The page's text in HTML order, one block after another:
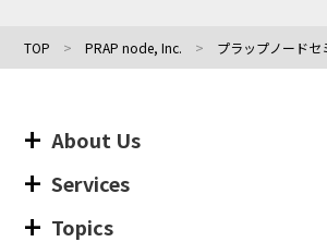
TOP PRAP node, Inc. プラップノードセミナー「PR研究講座｜徹底解説！デー
About Us
Services
Topics